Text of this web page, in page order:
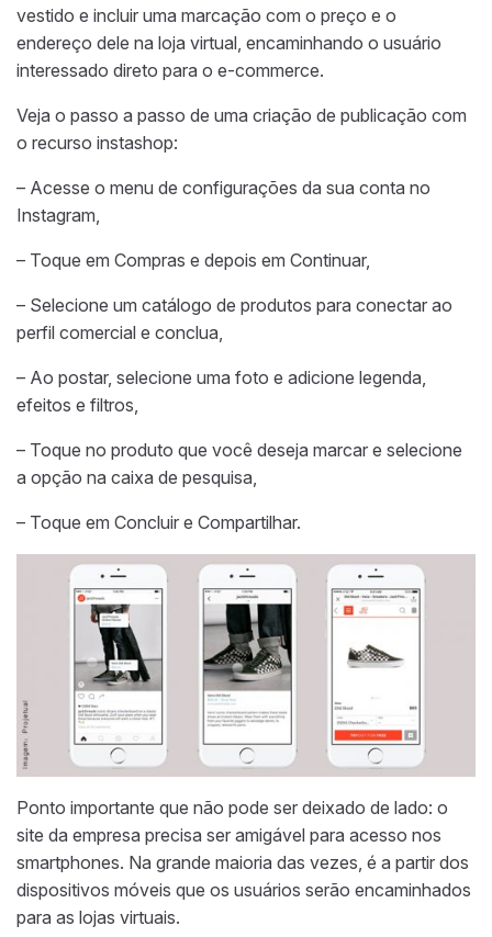
vestido e incluir uma marcação com o preço e o
endereço dele na loja virtual, encaminhando o usuário
interessado direto para o e-commerce.
Veja o passo a passo de uma criação de publicação com
o recurso instashop:
– Acesse o menu de configurações da sua conta no
Instagram,
– Toque em Compras e depois em Continuar,
– Selecione um catálogo de produtos para conectar ao
perfil comercial e conclua,
– Ao postar, selecione uma foto e adicione legenda,
efeitos e filtros,
– Toque no produto que você deseja marcar e selecione
a opção na caixa de pesquisa,
– Toque em Concluir e Compartilhar.
Ponto importante que não pode ser deixado de lado: o
site da empresa precisa ser amigável para acesso nos
smartphones. Na grande maioria das vezes, é a partir dos
dispositivos móveis que os usuários serão encaminhados
para as lojas virtuais.